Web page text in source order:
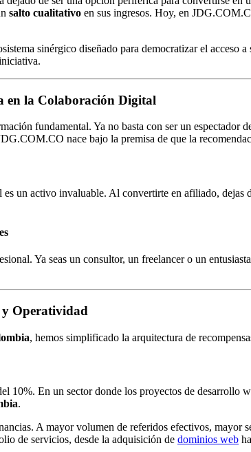
salto cualitativo en sus ingresos. Hoy, en
sinérgico diseñado para democratizar el
en la Colaboración Digital
fundamental. Ya no basta con ser un
nace bajo la premisa de que la
un activo invaluable. Al convertirte en afiliado, dejas
Ya seas un consultor, un freelancer o un
Operatividad
, hemos simplificado la arquitectura de
10%. En un sector donde los proyectos de
.
A mayor volumen de referidos efectivos, mayor
de servicios, desde la adquisición de dominios web